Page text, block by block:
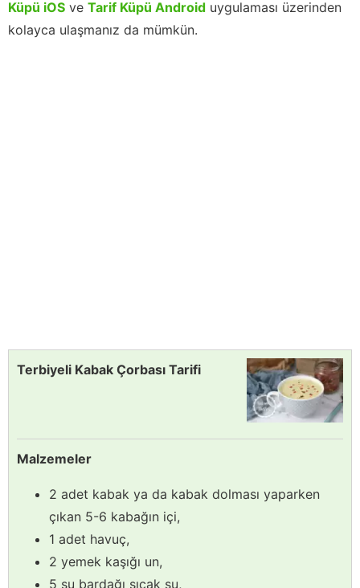
Küpü iOS ve Tarif Küpü Android uygulaması üzerinden
kolayca ulaşmanız da mümkün.
Terbiyeli Kabak Çorbası Tarifi
Malzemeler
2 adet kabak ya da kabak dolması yaparken
çıkan 5-6 kabağın içi,
1 adet havuç,
2 yemek kaşığı un,
5 su bardağı sıcak su,